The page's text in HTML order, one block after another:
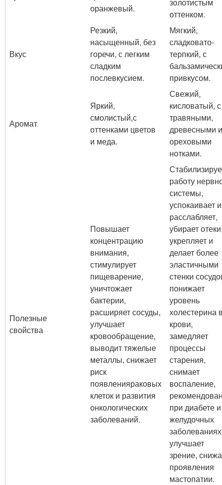
оранжевый.
оттенком.
Вкус
Резкий,
насыщенный, без
горечи, с легким
сладким
послевкусием.
Мягкий,
сладковато-
терпкий, с
привкусом.
Аромат
Яркий,
смолистый,с
оттенками цветов
и меда.
Свежий,
кисловатый, с
травяными,
древесными и
ореховыми
нотками.
Полезные
свойства
Повышает
концентрацию
внимания,
стимулирует
пищеварение,
уничтожает
бактерии,
расширяет сосуды,
улучшает
кровообращение,
выводит тяжелые
металлы, снижает
риск
появленияраковых
клеток и развития
онкологических
заболеваний.
работу
системы,
успокаивает и
расслабляет,
убирает
укрепляет и
делает более
эластичными
стенки
понижает
уровень
холестерина
крови,
замедляет
процессы
старения,
снимает
воспаление,
при диабете и
желудочных
улучшает
зрение,
проявления
мастопатии.